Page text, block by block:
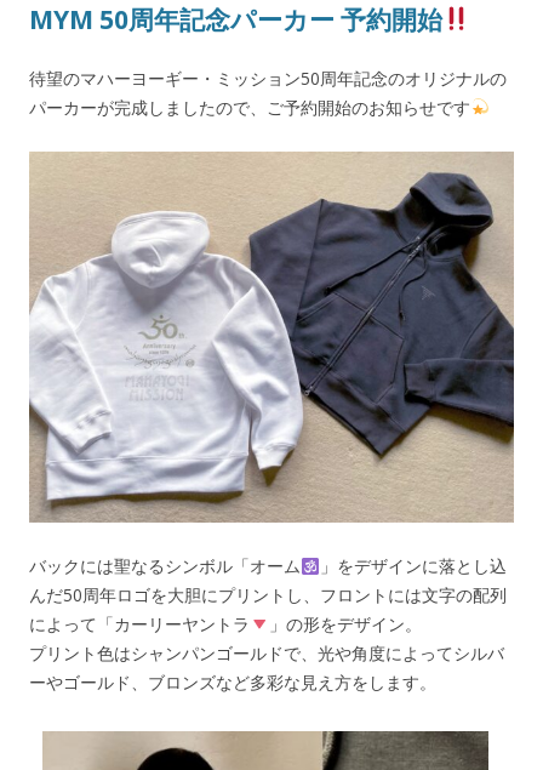
MYM 50周年記念パーカー 予約開始
待望のマハーヨーギー・ミッション50周年記念のオリジナルの
パーカーが完成しましたので、ご予約開始のお知らせです
バックには聖なるシンボル「オーム
」をデザインに落とし込
んだ50周年ロゴを大胆にプリントし、フロントには文字の配列
によって「カーリーヤントラ
」の形をデザイン。
プリント色はシャンパンゴールドで、光や角度によってシルバ
ーやゴールド、ブロンズなど多彩な見え方をします。